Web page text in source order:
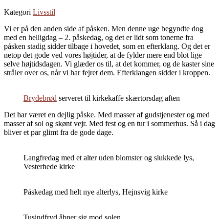
Kategori Livsstil
Vi er på den anden side af påsken. Men denne uge begyndte dog
med en helligdag – 2. påskedag, og det er lidt som tonerne fra
påsken stadig sidder tilbage i hovedet, som en efterklang. Og det er
netop det gode ved vores højtider, at de fylder mere end blot lige
selve højtidsdagen. Vi glæder os til, at det kommer, og de kaster sine
stråler over os, når vi har fejret dem. Efterklangen sidder i kroppen.
Brydebrød serveret til kirkekaffe skærtorsdag aften
Det har været en dejlig påske. Med masser af gudstjenester og med
masser af sol og skønt vejr. Med fest og en tur i sommerhus. Så i dag
bliver et par glimt fra de gode dage.
Langfredag med et alter uden blomster og slukkede lys,
Vesterhede kirke
Påskedag med helt nye alterlys, Hejnsvig kirke
Tusindfryd åbner sig mod solen